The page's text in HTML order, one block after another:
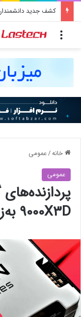
خانه/عمومی
عمومی
9000X3D به‌زودی عرضه خواهند شد